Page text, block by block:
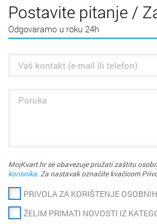
Postavite pitanje /
Odgovaramo u roku 24h
MojKvart.hr se obavezuje pružati zaštitu
korisnika. Za nastavak označite kvačicom
PRIVOLA ZA KORIŠTENJE
ŽELIM PRIMATI NOVOSTI IZ